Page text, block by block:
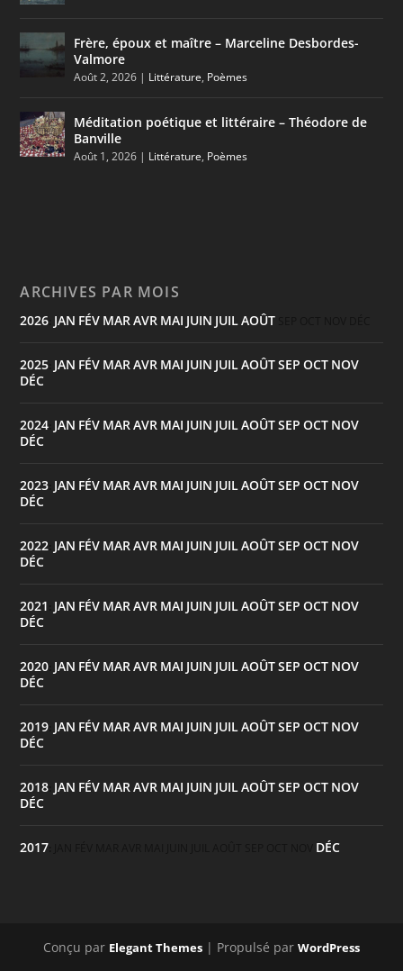
Frère, époux et maître – Marceline Desbordes-
Valmore
Août 2, 2026 | Littérature, Poèmes
Méditation poétique et littéraire – Théodore de
Banville
Août 1, 2026 | Littérature, Poèmes
ARCHIVES PAR MOIS
2026 JAN FÉV MARAVR MAI JUIN JUILAOÛT
2025 JAN FÉV MARAVR MAI JUIN JUILAOÛTSEP OCT NOV
DÉC
2024 JAN FÉV MARAVR MAI JUIN JUILAOÛTSEP OCT NOV
DÉC
2023 JAN FÉV MARAVR MAI JUIN JUILAOÛTSEP OCT NOV
DÉC
2022 JAN FÉV MARAVR MAI JUIN JUILAOÛTSEP OCT NOV
DÉC
2021 JAN FÉV MARAVR MAI JUIN JUILAOÛTSEP OCT NOV
DÉC
2020 JAN FÉV MARAVR MAI JUIN JUILAOÛTSEP OCT NOV
DÉC
2019 JAN FÉV MARAVR MAI JUIN JUILAOÛTSEP OCT NOV
DÉC
2018 JAN FÉV MARAVR MAI JUIN JUILAOÛTSEP OCT NOV
DÉC
2017 DÉC
Conçu par Elegant Themes | Propulsé par WordPress